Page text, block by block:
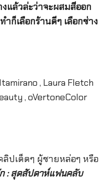
แล้วล่ะว่าจะผสมสีออก
ก็เลือกร้านดีๆ เลือกช่าง
, Laura Fletch
, oVertoneColor
ปเด็ดๆ ผู้ชายหล่อๆ หรือ
: สุดสัปดาห์แฟนคลับ